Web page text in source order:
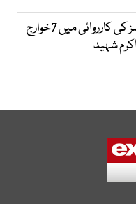
ہنگو؛ سیکیورٹی فورسز کی کارروائی میں 7خوارج
شہید